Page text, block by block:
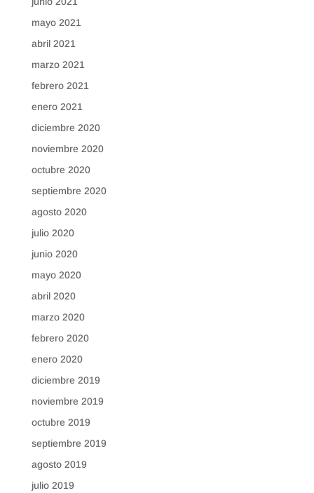
mayo 2021
abril 2021
marzo 2021
febrero 2021
enero 2021
diciembre 2020
noviembre 2020
octubre 2020
septiembre 2020
agosto 2020
julio 2020
junio 2020
mayo 2020
abril 2020
marzo 2020
febrero 2020
enero 2020
diciembre 2019
noviembre 2019
octubre 2019
septiembre 2019
agosto 2019
julio 2019